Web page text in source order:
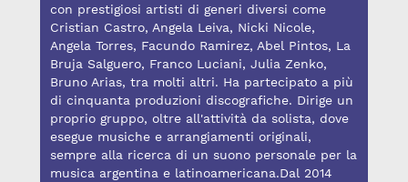
con prestigiosi artisti di generi diversi come
Cristian Castro, Angela Leiva, Nicki Nicole,
Angela Torres, Facundo Ramirez, Abel Pintos, La
Bruja Salguero, Franco Luciani, Julia Zenko,
Bruno Arias, tra molti altri. Ha partecipato a più
di cinquanta produzioni discografiche. Dirige un
proprio gruppo, oltre all'attività da solista, dove
esegue musiche e arrangiamenti originali,
sempre alla ricerca di un suono personale per la
musica argentina e latinoamericana.Dal 2014